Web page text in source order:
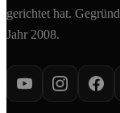
gerichtet hat.
Jahr 2008.